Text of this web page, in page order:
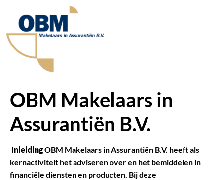
OBM Makelaars in
Assurantiën B.V.
InleidingOBM Makelaars in Assurantiën B.V. heeft als
kernactiviteit het adviseren over en het bemiddelen in
financiële diensten en producten. Bij deze